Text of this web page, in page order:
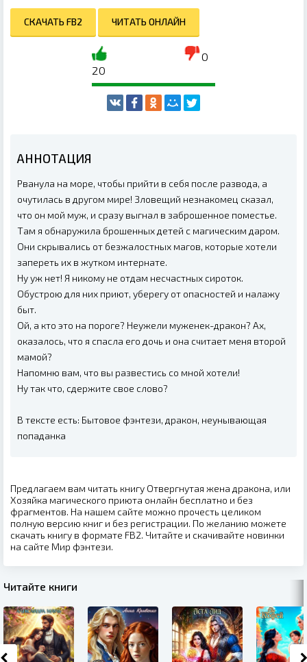
СКАЧАТЬ FB2 ЧИТАТЬ ОНЛАЙН
20
0
АННОТАЦИЯ
Рванула на море, чтобы прийти в себя после развода, а
очутилась в другом мире! Зловещий незнакомец сказал,
что он мой муж, и сразу выгнал в заброшенное поместье.
Там я обнаружила брошенных детей с магическим даром.
Они скрывались от безжалостных магов, которые хотели
запереть их в жутком интернате.
Ну уж нет! Я никому не отдам несчастных сироток.
Обустрою для них приют, уберегу от опасностей и налажу
быт.
Ой, а кто это на пороге? Неужели муженек-дракон? Ах,
оказалось, что я спасла его дочь и она считает меня второй
мамой?
Напомню вам, что вы развестись со мной хотели!
Ну так что, сдержите свое слово?
В тексте есть: Бытовое фэнтези, дракон, неунывающая
попаданка
Предлагаем вам читать книгу Отвергнутая жена дракона, или
Хозяйка магического приюта онлайн бесплатно и без
фрагментов. На нашем сайте можно прочесть целиком
полную версию книг и без регистрации. По желанию можете
скачать книгу в формате FB2. Читайте и скачивайте новинки
на сайте Мир фэнтези.
Читайте книги